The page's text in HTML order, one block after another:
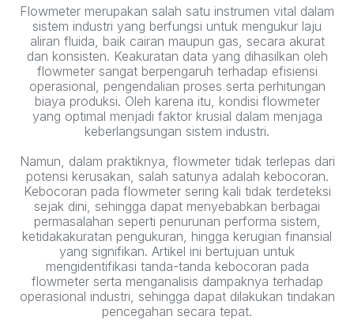
Flowmeter merupakan salah satu instrumen vital dalam
sistem industri yang berfungsi untuk mengukur laju
aliran fluida, baik cairan maupun gas, secara akurat
dan konsisten. Keakuratan data yang dihasilkan oleh
flowmeter sangat berpengaruh terhadap efisiensi
operasional, pengendalian proses serta perhitungan
biaya produksi. Oleh karena itu, kondisi flowmeter
yang optimal menjadi faktor krusial dalam menjaga
keberlangsungan sistem industri.
Namun, dalam praktiknya, flowmeter tidak terlepas dari
potensi kerusakan, salah satunya adalah kebocoran.
Kebocoran pada flowmeter sering kali tidak terdeteksi
sejak dini, sehingga dapat menyebabkan berbagai
permasalahan seperti penurunan performa sistem,
ketidakakuratan pengukuran, hingga kerugian finansial
yang signifikan. Artikel ini bertujuan untuk
mengidentifikasi tanda-tanda kebocoran pada
flowmeter serta menganalisis dampaknya terhadap
operasional industri, sehingga dapat dilakukan tindakan
pencegahan secara tepat.